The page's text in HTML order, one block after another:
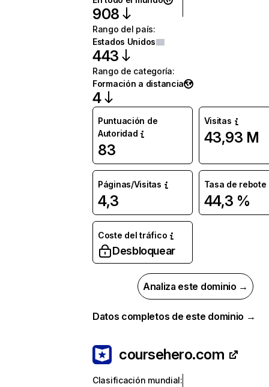
908
Rango del país:
Estados Unidos
443
Rango de categoría:
Formación a distancia
4
Puntuación de
Autoridad
83
Visitas
43,93 M
Páginas/Visitas
4,3
Tasa de rebote
44,3 %
Coste del tráfico
Desbloquear
Analiza este dominio →
Datos completos de este dominio →
coursehero.com
Clasificación mundial: